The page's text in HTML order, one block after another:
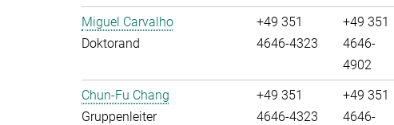
Miguel Carvalho
Doktorand
+49 351
4646-4323
+49 351
4646-
4902
Chun-Fu Chang
Gruppenleiter
+49 351
4646-4323
+49 351
4646-